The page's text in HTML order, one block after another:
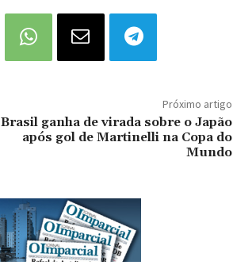
Próximo artigo
Brasil ganha de virada sobre o Japão
após gol de Martinelli na Copa do
Mundo